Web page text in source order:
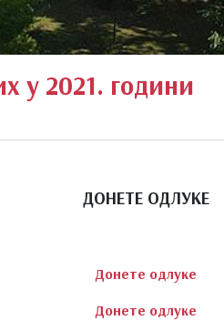
у 2021. години
ДОНЕТЕ ОДЛУКЕ
Донете одлуке
Донете одлуке